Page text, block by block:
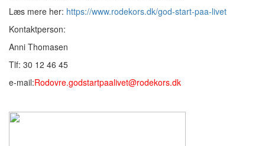
Læs mere her: https://www.rodekors.dk/god-start-paa-livet
Kontaktperson:
Anni Thomasen
Tlf: 30 12 46 45
e-mail:Rodovre.godstartpaalivet@rodekors.dk